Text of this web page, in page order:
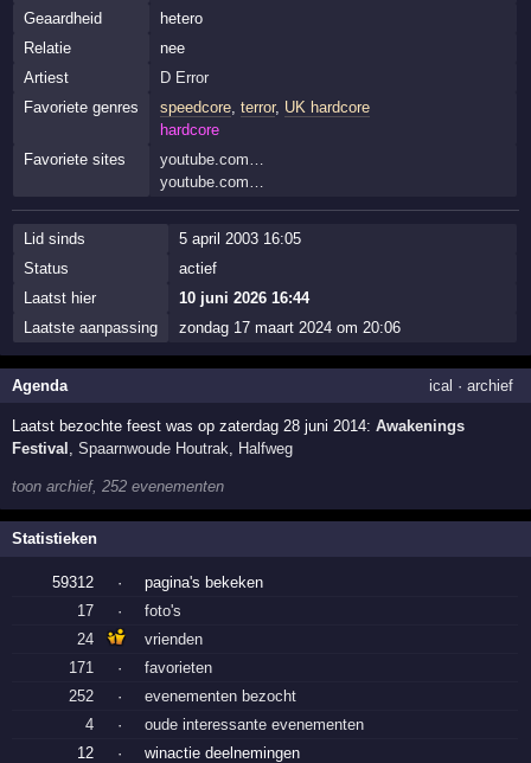
Geaardheid
hetero
Relatie
nee
Artiest
D Error
Favoriete genres
speedcore, terror, UK hardcore
hardcore
Favoriete sites
youtube.com…
youtube.com…
Lid sinds
5 april 2003 16:05
Status
actief
Laatst hier
10 juni 2026 16:44
Laatste aanpassing
zondag 17 maart 2024 om 20:06
Agenda ical · archief
Laatst bezochte feest was op zaterdag 28 juni 2014:Awakenings
Festival ,Spaarnwoude Houtrak, Halfweg
toon archief, 252 evenementen
Statistieken
59312 ·
pagina's bekeken
17
·
foto's
24
vrienden
171
·
favorieten
252
·
evenementen bezocht
4
·
oude interessante evenementen
12
·
winactie deelnemingen